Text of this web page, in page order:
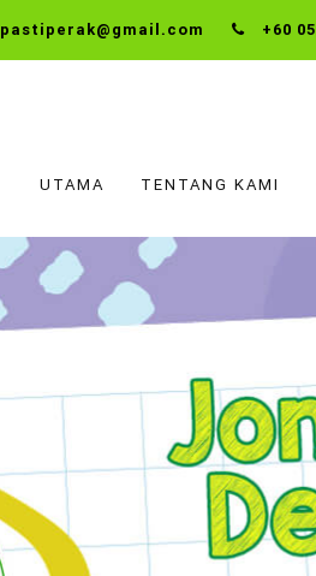
pastiperak@gmail.com +60
UTAMA TENTANG KAMI